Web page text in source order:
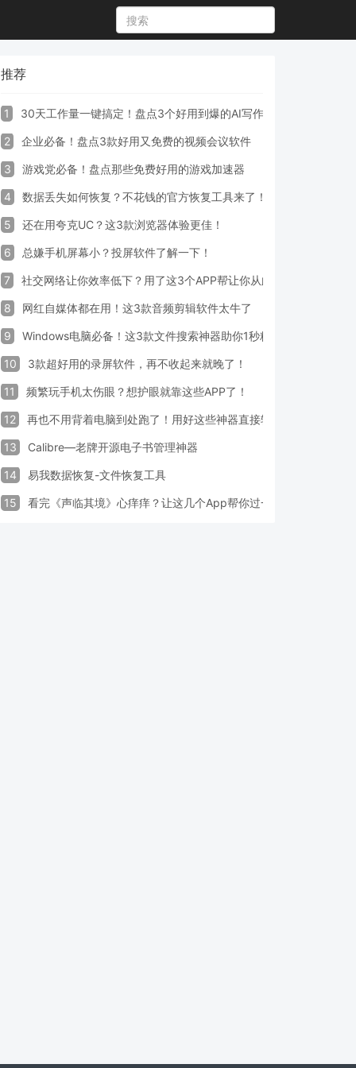
推荐
1 30天工作量一键搞定！盘点3个好用到爆的AI写作生成器工具
2 企业必备！盘点3款好用又免费的视频会议软件
3 游戏党必备！盘点那些免费好用的游戏加速器
4 数据丢失如何恢复？不花钱的官方恢复工具来了！
5 还在用夸克UC？这3款浏览器体验更佳！
6 总嫌手机屏幕小？投屏软件了解一下！
7 社交网络让你效率低下？用了这3个APP帮让你从此戒掉手机！
8 网红自媒体都在用！这3款音频剪辑软件太牛了
9 Windows电脑必备！这3款文件搜索神器助你1秒精准定位文件
10 3款超好用的录屏软件，再不收起来就晚了！
11 频繁玩手机太伤眼？想护眼就靠这些APP了！
12 再也不用背着电脑到处跑了！用好这些神器直接轻松办公
13 Calibre—老牌开源电子书管理神器
14 易我数据恢复-文件恢复工具
15 看完《声临其境》心痒痒？让这几个App帮你过一把配音瘾